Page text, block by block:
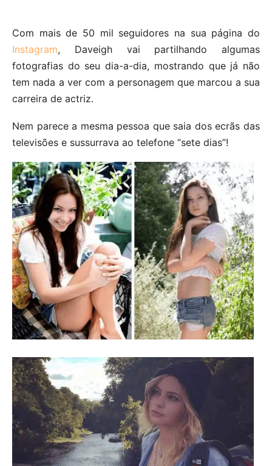
Com mais de 50 mil seguidores na sua página do
Instagram, Daveigh vai partilhando algumas
fotografias do seu dia-a-dia, mostrando que já não
tem nada a ver com a personagem que marcou a sua
carreira de actriz.
Nem parece a mesma pessoa que saia dos ecrãs das
televisões e sussurrava ao telefone “sete dias”!